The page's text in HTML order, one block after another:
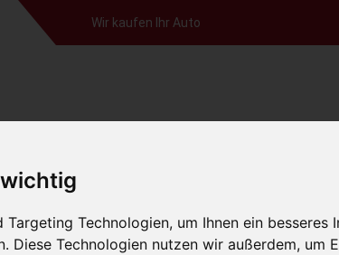
Technologien, um Ihnen ein
Diese Technologien nutzen wir außerdem, um
Wir kaufen Ihr Auto
HOME KONTAKT